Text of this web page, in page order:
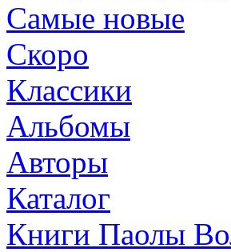
Самые новые
Скоро
Классики
Альбомы
Авторы
Каталог
Книги Паолы